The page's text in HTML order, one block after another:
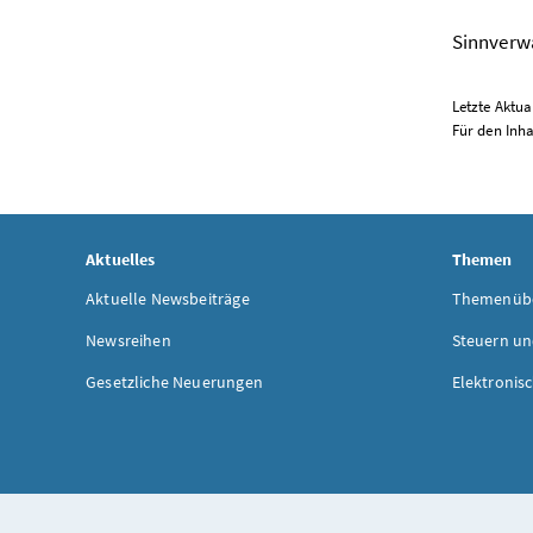
Letzte
Für den
Aktuelles
Aktuelle Newsbeiträge
Newsreihen
Gesetzliche Neuerungen
Themen
Steuern